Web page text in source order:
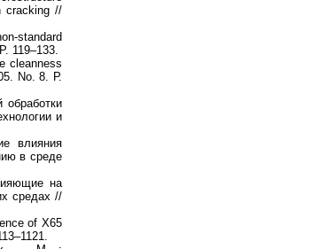
cracking //
standard
119–133.
cleanness
No. 8. Р.
обработки
и
влияния
в среде
на
средах //
of X65